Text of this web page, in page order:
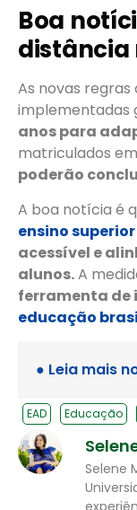
Boa
distância
As novas
implementadas
anos para
matriculados
poderão
A boa notícia é
ensino superior
acessível e
alunos.A
ferramenta de
educação
● Leia mais
EAD Educação
Selene